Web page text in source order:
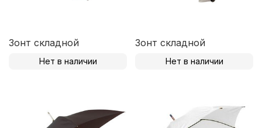
Зонт складной
Нет в наличии
Зонт складной
Нет в наличии